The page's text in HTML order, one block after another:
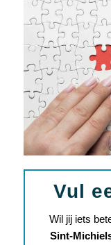
Vul
Wil jij iets
Sint-